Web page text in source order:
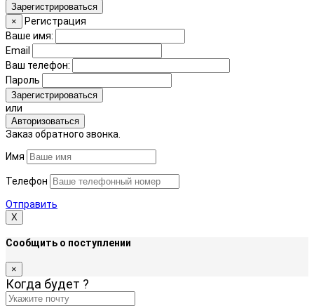
Зарегистрироваться
×
Регистрация
Ваше имя:
Email
Ваш телефон:
Пароль
Зарегистрироваться
или
Авторизоваться
Заказ обратного звонка.
Имя
Телефон
Отправить
Х
Сообщить о поступлении
×
Когда будет ?